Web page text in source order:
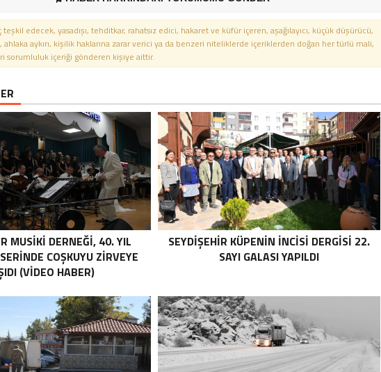
teşkil edecek, yasadışı, tehditkar, rahatsız edici, hakaret ve küfür içeren, aşağılayıcı, küçük düşürücü,
ahlaka aykırı, kişilik haklarına zarar verici ya da benzeri niteliklerde içeriklerden doğan her türlü mali,
sorumluluk içeriği gönderen kişiye aittir.
MUSIKI DERNEĞI, 40. YIL
COŞKUYU ZIRVEYE
(VİDEO HABER)
SEYDIŞEHIR KÜPENIN İNCISI DERGISI 22.
SAYI GALASI YAPILDI